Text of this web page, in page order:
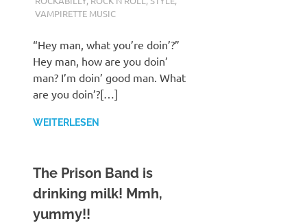
VAMPIRETTE MUSIC
“Hey man, what you’re doin’?”
Hey man, how are you doin’
man? I’m doin’ good man. What
are you doin’?[…]
WEITERLESEN
The Prison Band is
drinking milk! Mmh,
yummy!!